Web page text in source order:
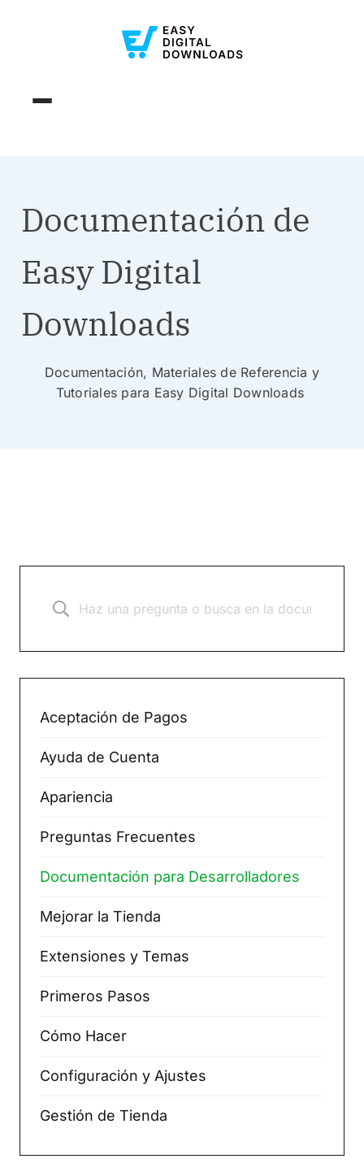
Documentación de
Easy Digital
Downloads
Documentación, Materiales de Referencia y
Tutoriales para Easy Digital Downloads
Aceptación de Pagos
Ayuda de Cuenta
Apariencia
Preguntas Frecuentes
Documentación para Desarrolladores
Mejorar la Tienda
Extensiones y Temas
Primeros Pasos
Cómo Hacer
Configuración y Ajustes
Gestión de Tienda